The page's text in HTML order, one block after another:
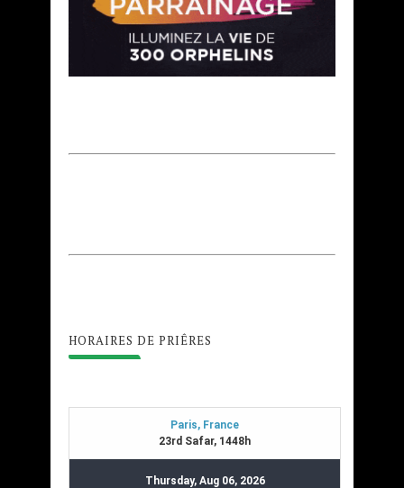
HORAIRES DE PRIÊRES